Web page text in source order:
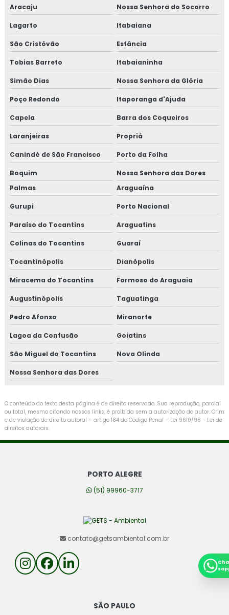
Aracaju
Nossa Senhora do Socorro
Lagarto Itabaiana
São Cristóvão Estância
Tobias Barreto Itabaianinha
Simão Dias Nossa Senhora da Glória
Poço Redondo Itaporanga d'Ajuda
Capela Barra dos Coqueiros
Laranjeiras Propriá
Canindé de São Francisco Porto da Folha
Boquim
Nossa Senhora das Dores
Palmas
Araguaína
Gurupi Porto Nacional
Paraíso do Tocantins Araguatins
Colinas do Tocantins Guaraí
Tocantinópolis Dianópolis
Miracema do Tocantins Formoso do Araguaia
Augustinópolis Taguatinga
Pedro Afonso Miranorte
Lagoa da Confusão Goiatins
São Miguel do Tocantins Nova Olinda
Nossa Senhora das Dores
O conteúdo do texto desta página é de direito reservado. Sua reprodução, parcial
ou total, mesmo citando nossos links, é proibida sem a autorização do autor. Crim
e de violação de direito autoral – artigo 184 do Código Penal – Lei 9610/98 - Lei de
direitos autorais.
PORTO ALEGRE
(51) 99960-3717
contato@getsambiental.com.br
SÃO PAULO